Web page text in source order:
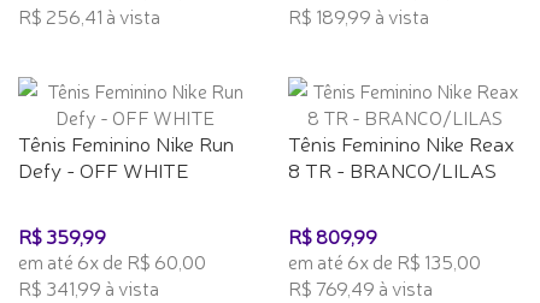
R$ 256,41 à vista
R$ 189,99 à vista
Tênis Feminino Nike Run
Defy - OFF WHITE
R$ 359,99
em até 6x de R$ 60,00
R$ 341,99 à vista
Tênis Feminino Nike Reax
8 TR - BRANCO/LILAS
R$ 809,99
em até 6x de R$ 135,00
R$ 769,49 à vista